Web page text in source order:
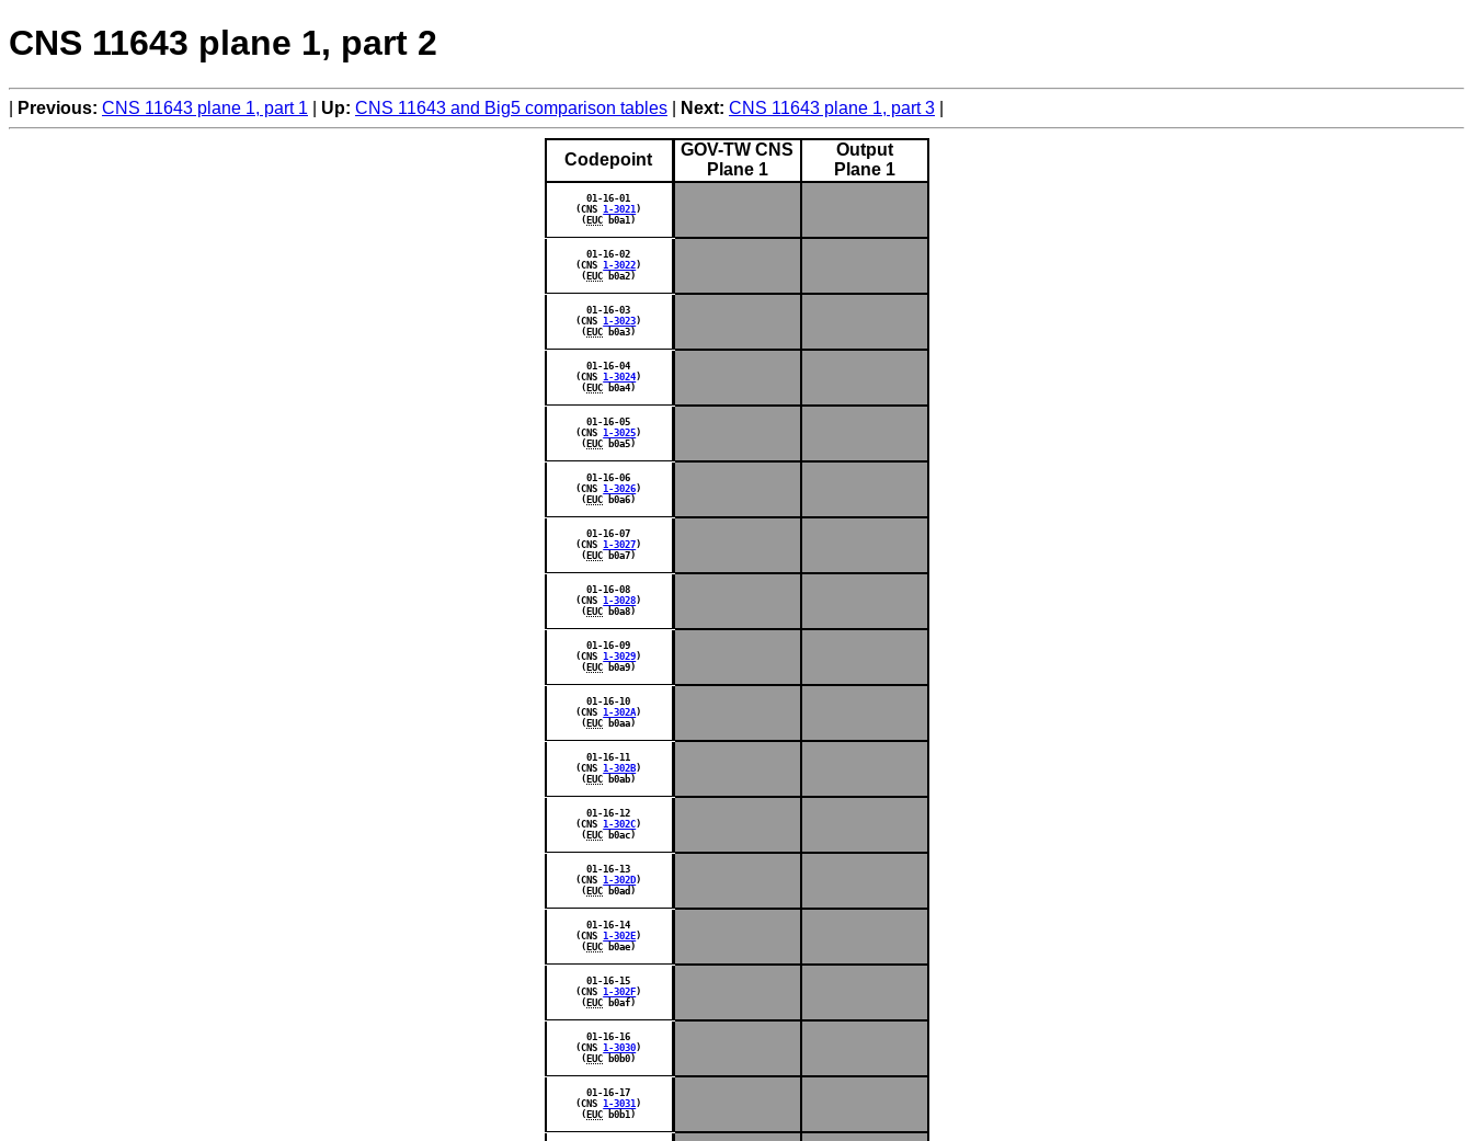
CNS 11643 plane 1, part 2
Previous: CNS 11643 plane 1, part 1 Up: CNS 11643 and Big5 comparison tables Next: CNS 11643 plane 1, part 3
Codepoint
GOV-TW CNS
Plane 1
Output
Plane 1
01-16-01
(CNS 1-3021 )
( EUC b0a1)
01-16-02
(CNS 1-3022 )
( EUC b0a2)
01-16-03
(CNS 1-3023 )
( EUC b0a3)
01-16-04
(CNS 1-3024 )
( EUC b0a4)
01-16-05
(CNS 1-3025 )
( EUC b0a5)
01-16-06
(CNS 1-3026 )
( EUC b0a6)
01-16-07
(CNS 1-3027 )
( EUC b0a7)
01-16-08
(CNS 1-3028 )
( EUC b0a8)
01-16-09
(CNS 1-3029 )
( EUC b0a9)
01-16-10
(CNS 1-302A )
( EUC b0aa)
01-16-11
(CNS 1-302B )
( EUC b0ab)
01-16-12
(CNS 1-302C )
( EUC b0ac)
01-16-13
(CNS 1-302D )
( EUC b0ad)
01-16-14
(CNS 1-302E )
( EUC b0ae)
01-16-15
(CNS 1-302F )
( EUC b0af)
01-16-16
(CNS 1-3030 )
( EUC b0b0)
01-16-17
(CNS 1-3031 )
( EUC b0b1)